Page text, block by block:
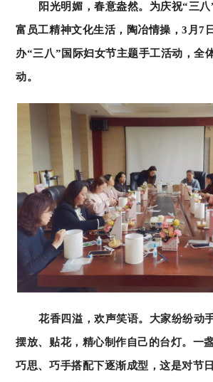
阳光明媚，春意盎然。为庆祝“三
富员工精神文化生活，陶冶情操，3月7
办“三八”国际妇女节主题手工活动，全
动。
花香四溢，欢声笑语。大家纷纷动
摆放、贴花，精心制作自己的台灯。一
巧思、巧手搭配下逐渐成型，这是对节